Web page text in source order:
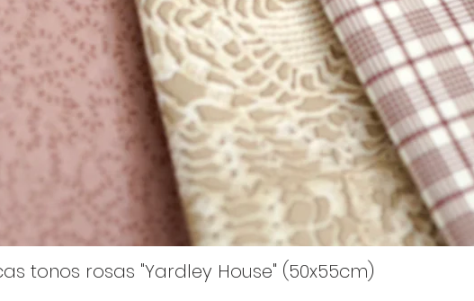
tonos rosas "Yardley House" (50x55cm)